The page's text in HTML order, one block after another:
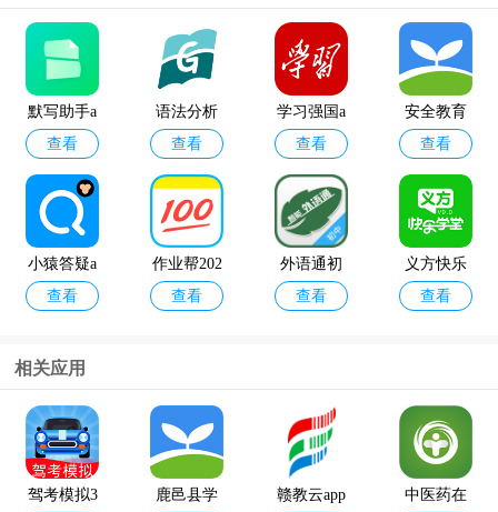
默写助手a
pp官方版
查看
语法分析
助手app
查看
学习强国a
pp
查看
安全教育
平台最新
版本
查看
小猿答疑a
pp
查看
作业帮202
4最新版
查看
外语通初
中版app最
查看
义方快乐
学堂
查看
金山背单
词app
查看
google翻译
app
查看
相关应用
驾考模拟3
鹿邑县学
赣教云app
中医药在